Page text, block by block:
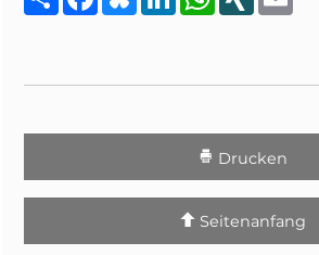
Drucken
Seitenanfang